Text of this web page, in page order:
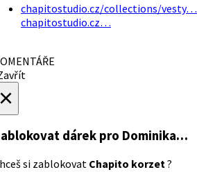
chapitostudio.cz/collections/vesty…
chapitostudio.cz…
dárek pro Dominika…
si zablokovat Chapito korzet?